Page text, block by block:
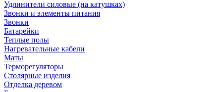
Удлинители силовые (на катушках)
Звонки и элементы питания
Звонки
Батарейки
Теплые полы
Нагревательные кабели
Маты
Терморегуляторы
Столярные изделия
Отделка деревом